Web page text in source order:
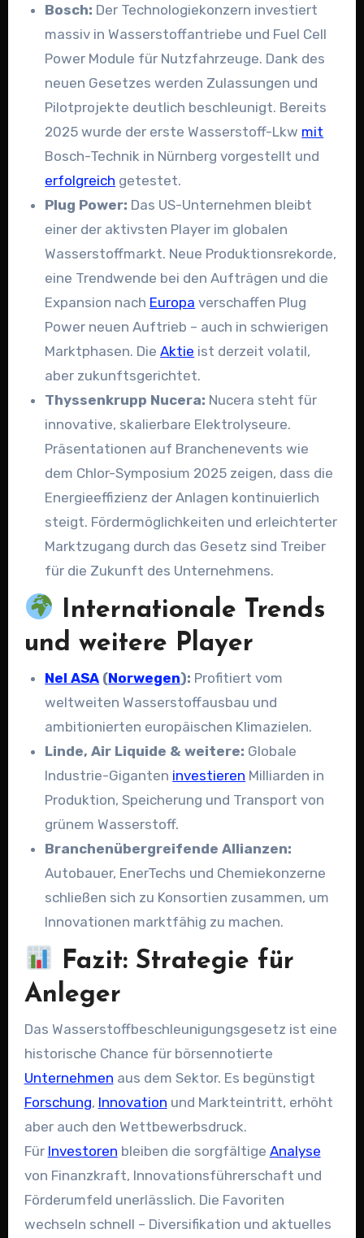
Bosch: Der Technologiekonzern investiert
massiv in Wasserstoffantriebe und Fuel Cell
Power Module für Nutzfahrzeuge. Dank des
neuen Gesetzes werden Zulassungen und
Pilotprojekte deutlich beschleunigt. Bereits
2025 wurde der erste Wasserstoff-Lkw mit
Bosch-Technik in Nürnberg vorgestellt und
erfolgreich getestet.
Plug Power: Das US-Unternehmen bleibt
einer der aktivsten Player im globalen
Wasserstoffmarkt. Neue Produktionsrekorde,
eine Trendwende bei den Aufträgen und die
Expansion nach Europa verschaffen Plug
Power neuen Auftrieb – auch in schwierigen
Marktphasen. DieAktie ist derzeit volatil,
aber zukunftsgerichtet.
Thyssenkrupp Nucera: Nucera steht für
innovative, skalierbare Elektrolyseure.
Präsentationen auf Branchenevents wie
dem Chlor-Symposium 2025 zeigen, dass die
Energieeffizienz der Anlagen kontinuierlich
steigt. Fördermöglichkeiten und erleichterter
Marktzugang durch das Gesetz sind Treiber
für die Zukunft des Unternehmens.
Internationale Trends
und weitere Player
Nel ASA (Norwegen): Profitiert vom
weltweiten Wasserstoffausbau und
ambitionierten europäischen Klimazielen.
Linde, Air Liquide & weitere: Globale
Industrie-Giganten investieren Milliarden in
Produktion, Speicherung und Transport von
grünem Wasserstoff.
Branchenübergreifende Allianzen:
Autobauer, EnerTechs und Chemiekonzerne
schließen sich zu Konsortien zusammen, um
Innovationen marktfähig zu machen.
Fazit: Strategie für
Anleger
Das Wasserstoffbeschleunigungsgesetz ist eine
historische Chance für börsennotierte
Unternehmen aus dem Sektor. Es begünstigt
Forschung, Innovation und Markteintritt, erhöht
aber auch den Wettbewerbsdruck.
Für Investoren bleiben die sorgfältige Analyse
von Finanzkraft, Innovationsführerschaft und
Förderumfeld unerlässlich. Die Favoriten
wechseln schnell – Diversifikation und aktuelles